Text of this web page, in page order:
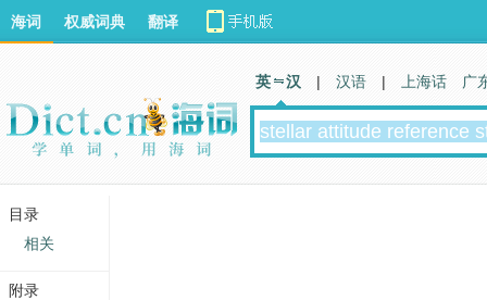
海词 权威词典 翻译
英 汉 | 汉语 | 上海话 广
目录
相关
附录